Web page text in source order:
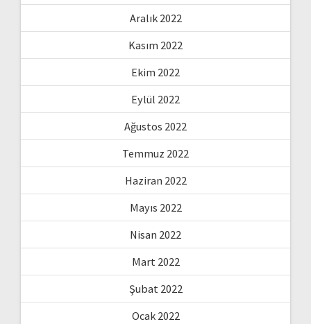
Aralık 2022
Kasım 2022
Ekim 2022
Eylül 2022
Ağustos 2022
Temmuz 2022
Haziran 2022
Mayıs 2022
Nisan 2022
Mart 2022
Şubat 2022
Ocak 2022